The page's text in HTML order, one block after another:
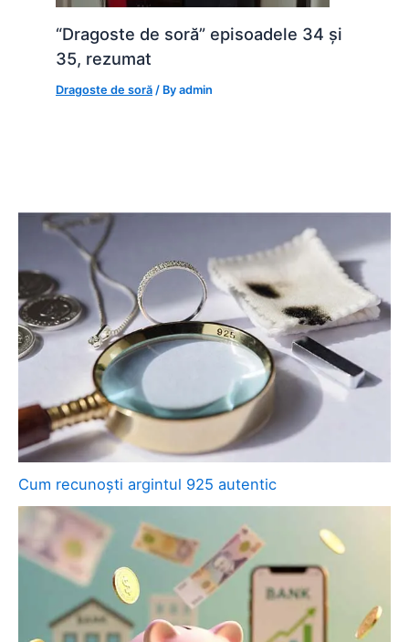
“Dragoste de soră” episoadele 34 și
35, rezumat
Dragoste de soră / Byadmin
Cum recunoști argintul 925 autentic